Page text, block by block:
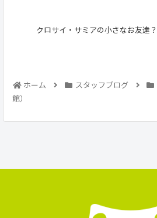
クロサイ・サミアの小さなお友達？
ホーム スタッフブログ
館）